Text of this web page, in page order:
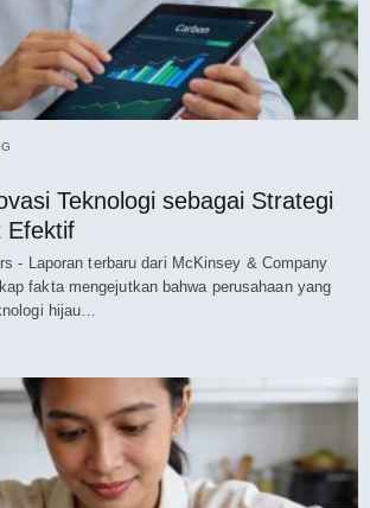
Teknologi sebagai Strategi
Efektif
- Laporan terbaru dari McKinsey & Company
fakta mengejutkan bahwa perusahaan yang
hijau…